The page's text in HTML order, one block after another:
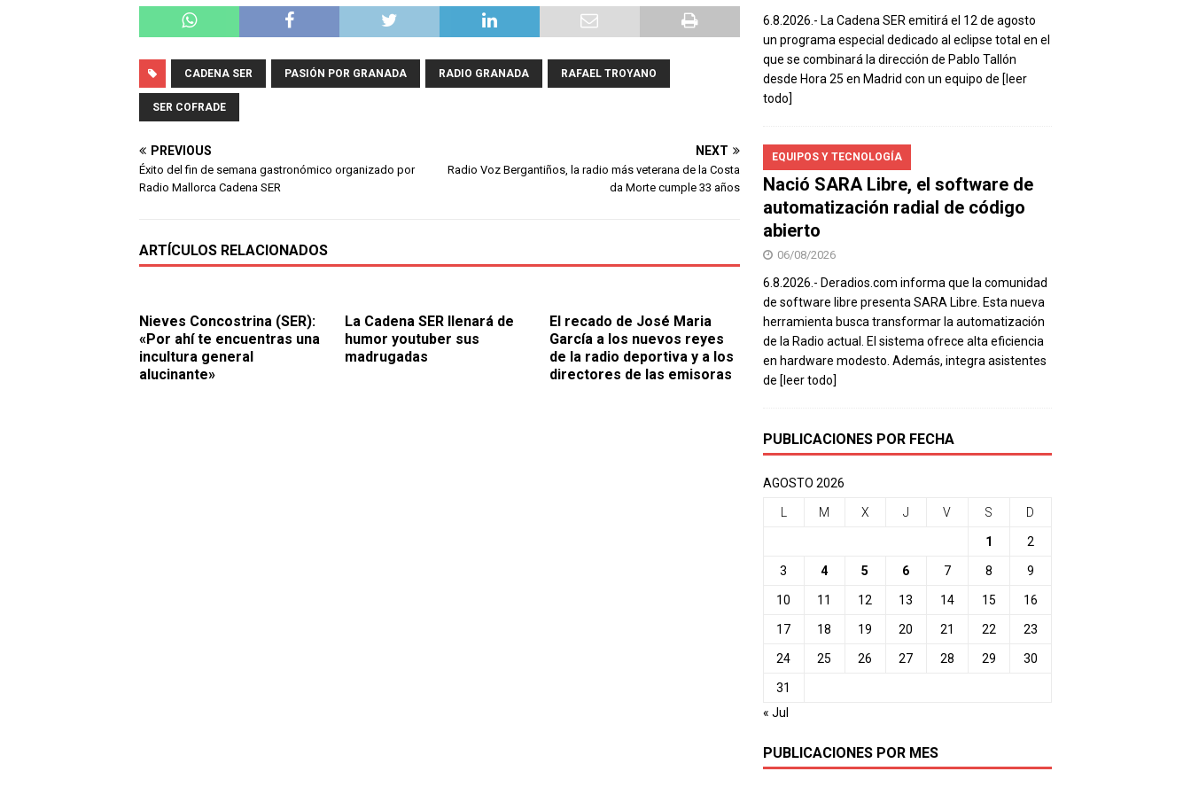
CADENA SER PASIÓN POR GRANADA RADIO GRANADA RAFAEL TROYANO
SER COFRADE
PREVIOUS
Éxito del fin de semana gastronómico organizado por
Radio Mallorca Cadena SER
NEXT
Radio Voz Bergantiños, la radio más veterana de la Costa
da Morte cumple 33 años
ARTÍCULOS RELACIONADOS
Nieves Concostrina (SER):
«Por ahí te encuentras una
incultura general
alucinante»
La Cadena SER llenará de
humor youtuber sus
madrugadas
El recado de José Maria
García a los nuevos reyes
de la radio deportiva y a los
directores de las emisoras
6.8.2026.- La Cadena SER emitirá el 12 de agosto
un programa especial dedicado al eclipse total en el
que se combinará la dirección de Pablo Tallón
desde Hora 25 en Madrid con un equipo de [leer
todo]
EQUIPOS Y TECNOLOGÍA
Nació SARA Libre, el software de
automatización radial de código
abierto
06/08/2026
6.8.2026.- Deradios.com informa que la comunidad
de software libre presenta SARA Libre. Esta nueva
herramienta busca transformar la automatización
de la Radio actual. El sistema ofrece alta eficiencia
en hardware modesto. Además, integra asistentes
de [leer todo]
PUBLICACIONES POR FECHA
AGOSTO 2026
L M X J V S D
1 2
3 4 5 6 7 8 9
10 11 12 13 14 15 16
17 18 19 20 21 22 23
24 25 26 27 28 29 30
31
« Jul
PUBLICACIONES POR MES